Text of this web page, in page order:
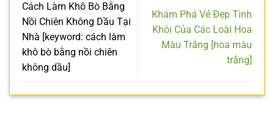
Cách Làm Khô Bò Bằng
Nồi Chiên Không Dầu Tại
Nhà [keyword: cách làm
khô bò bằng nồi chiên
không dầu]
Khám Phá Vẻ Đẹp Tinh
Khôi Của Các Loài Hoa
Màu Trắng [hoa màu
trắng]